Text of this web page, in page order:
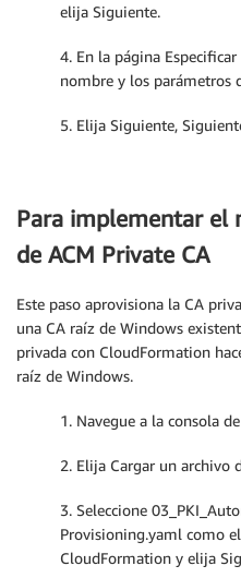
elija Siguiente.
4. En la página
nombre y los parámetros
5. Elija Siguiente,
Para implementar el
de ACM Private CA
Este paso aprovisiona la CA
una CA raíz de Windows
privada con CloudFormation
raíz de Windows.
1. Navegue a la consola
2. Elija Cargar un archivo
3. Seleccione
Provisioning.yaml como
CloudFormation y elija